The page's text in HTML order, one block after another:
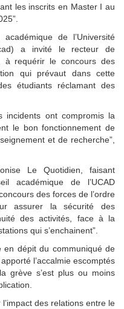
les inscrits en Master I au
de l’Université
a invité le recteur de
à requérir le concours des
qui prévaut dans cette
étudiants réclamant des
incidents ont compromis la
le bon fonctionnement de
et de recherche”,
Le Quotidien, faisant
académique de l’UCAD
des forces de l’ordre
assurer la sécurité des
des activités, face à la
qui s’enchainent”.
en dépit du communiqué de
l’accalmie escomptés
grève s’est plus ou moins
des relations entre le